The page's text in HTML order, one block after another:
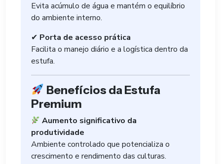
Evita acúmulo de água e mantém o equilíbrio
do ambiente interno.
✔ Porta de acesso prática
Facilita o manejo diário e a logística dentro da
estufa.
Benefícios da Estufa
Premium
Aumento significativo da
produtividade
Ambiente controlado que potencializa o
crescimento e rendimento das culturas.